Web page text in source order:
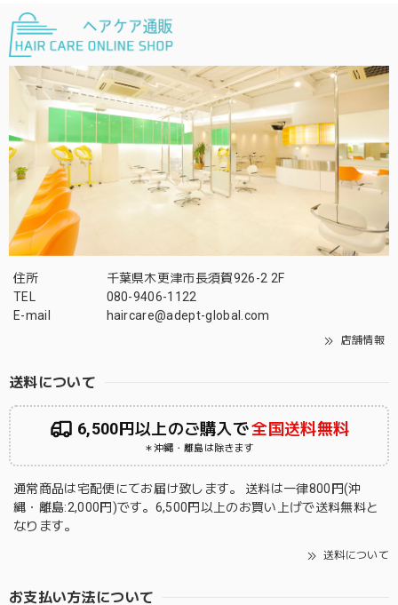
住所
千葉県木更津市長須賀926-2 2F
TEL
080-9406-1122
E-mail
haircare@adept-global.com
店舗情報
送料について
6,500円以上のご購入で全国送料無料
＊沖縄・離島は除きます
通常商品は宅配便にてお届け致します。 送料は一律800円(沖
縄・離島:2,000円)です。6,500円以上のお買い上げで送料無料と
なります。
送料について
お支払い方法について